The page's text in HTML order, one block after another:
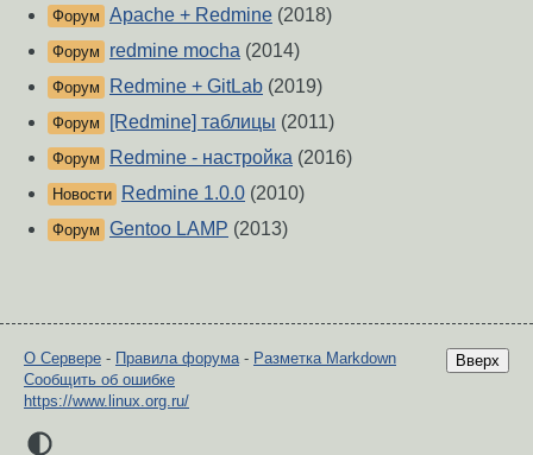
Форум Apache + Redmine (2018)
Форум redmine mocha (2014)
Форум Redmine + GitLab (2019)
Форум [Redmine] таблицы (2011)
Форум Redmine - настройка (2016)
Новости Redmine 1.0.0 (2010)
Форум Gentoo LAMP (2013)
Вверх
О Сервере - Правила форума- Разметка Markdown
Сообщить об ошибке
https://www.linux.org.ru/